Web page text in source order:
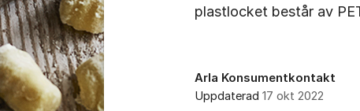
plastlocket består av
Arla Konsumentkontakt
Uppdaterad 17 okt 2022